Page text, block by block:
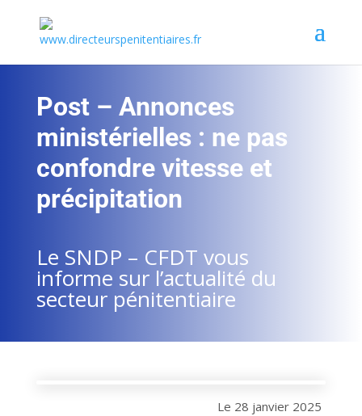
Post – Annonces
ministérielles : ne pas
confondre vitesse et
précipitation
Le SNDP – CFDT vous
informe sur l’actualité du
secteur pénitentiaire
Le 28 janvier 2025